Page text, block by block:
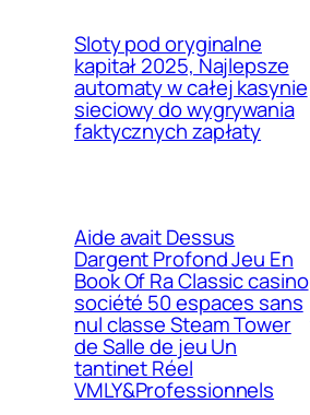
Sloty pod oryginalne
kapitał 2025, Najlepsze
automaty w całej kasynie
sieciowy do wygrywania
faktycznych zapłaty
Aide avait Dessus
Dargent Profond Jeu En
Book Of Ra Classic casino
société 50 espaces sans
nul classe Steam Tower
de Salle de jeu Un
tantinet Réel
VMLY&Professionnels